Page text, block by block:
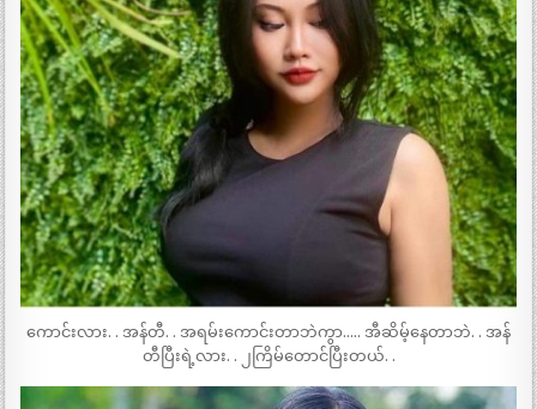
ကောင်းလား. . အန်တီ. . အရမ်းကောင်းတာဘဲကွာ….. အီဆိမ့်နေတာဘဲ. . အန်
တီပြီးရဲ့လား. . ၂ကြိမ်တောင်ပြီးတယ်. .